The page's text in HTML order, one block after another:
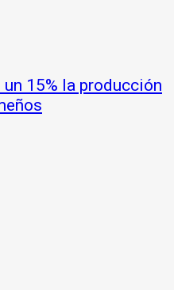
15% la producción